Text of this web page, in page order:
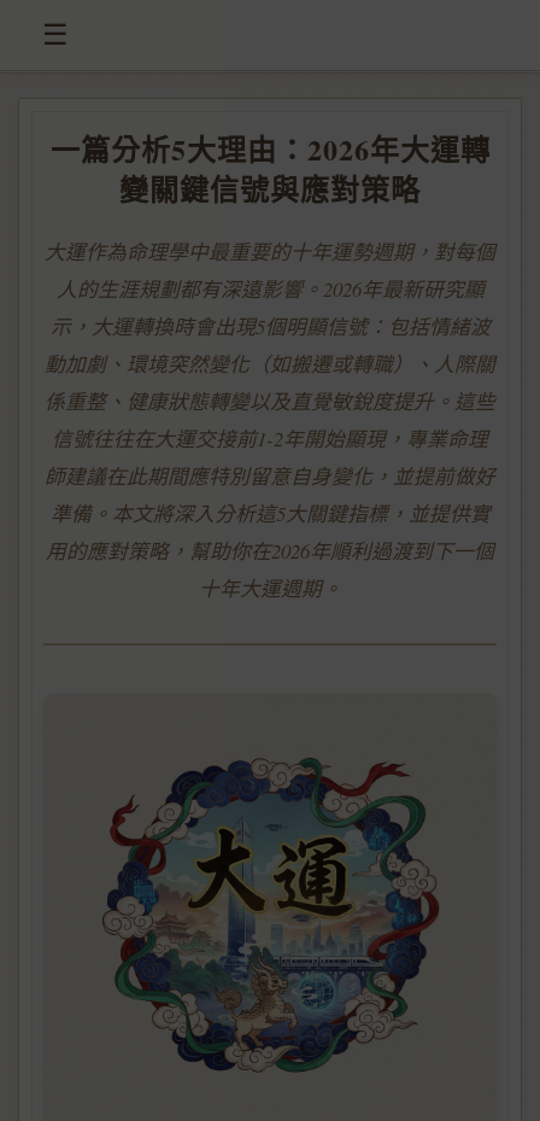
☰
一篇分析5大理由：2026年大運轉
變關鍵信號與應對策略
大運作為命理學中最重要的十年運勢週期，對每個
人的生涯規劃都有深遠影響。2026年最新研究顯
示，大運轉換時會出現5個明顯信號：包括情緒波
動加劇、環境突然變化（如搬遷或轉職）、人際關
係重整、健康狀態轉變以及直覺敏銳度提升。這些
信號往往在大運交接前1-2年開始顯現，專業命理
師建議在此期間應特別留意自身變化，並提前做好
準備。本文將深入分析這5大關鍵指標，並提供實
用的應對策略，幫助你在2026年順利過渡到下一個
十年大運週期。